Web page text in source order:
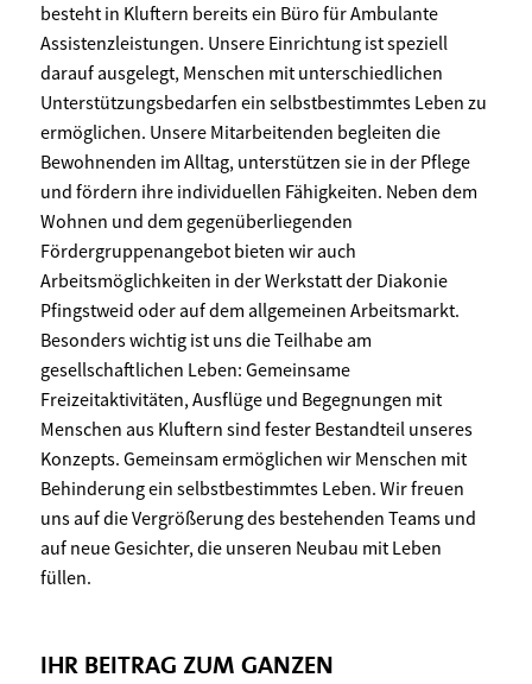
besteht in Kluftern bereits ein Büro für Ambulante
Assistenzleistungen. Unsere Einrichtung ist speziell
darauf ausgelegt, Menschen mit unterschiedlichen
Unterstützungsbedarfen ein selbstbestimmtes Leben zu
ermöglichen. Unsere Mitarbeitenden begleiten die
Bewohnenden im Alltag, unterstützen sie in der Pflege
und fördern ihre individuellen Fähigkeiten. Neben dem
Wohnen und dem gegenüberliegenden
Fördergruppenangebot bieten wir auch
Arbeitsmöglichkeiten in der Werkstatt der Diakonie
Pfingstweid oder auf dem allgemeinen Arbeitsmarkt.
Besonders wichtig ist uns die Teilhabe am
gesellschaftlichen Leben: Gemeinsame
Freizeitaktivitäten, Ausflüge und Begegnungen mit
Menschen aus Kluftern sind fester Bestandteil unseres
Konzepts. Gemeinsam ermöglichen wir Menschen mit
Behinderung ein selbstbestimmtes Leben. Wir freuen
uns auf die Vergrößerung des bestehenden Teams und
auf neue Gesichter, die unseren Neubau mit Leben
füllen.
IHR BEITRAG ZUM GANZEN